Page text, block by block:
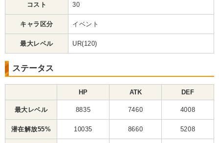
コスト 30
キャラ区分 イベント
最大レベル UR(120)
ステータス
HP ATK DEF
最大レベル 8835 7460 4008
潜在解放55% 10035 8660 5208